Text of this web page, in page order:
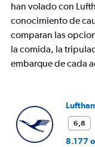
1
Y
axis
displaying
Range:
han volado con
conocimiento de
comparan las
la comida, la
embarque de cada
6,8
8.177